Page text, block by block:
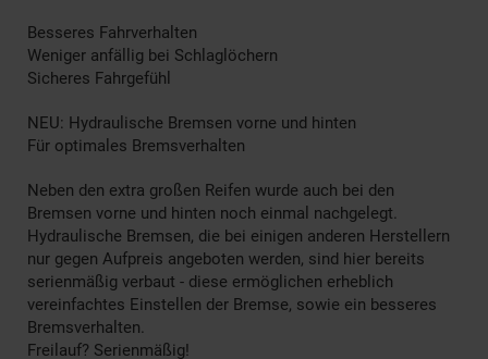
Besseres Fahrverhalten
Weniger anfällig bei Schlaglöchern
Sicheres Fahrgefühl
NEU: Hydraulische Bremsen vorne und hinten
Für optimales Bremsverhalten
Neben den extra großen Reifen wurde auch bei den
Bremsen vorne und hinten noch einmal nachgelegt.
Hydraulische Bremsen, die bei einigen anderen Herstellern
nur gegen Aufpreis angeboten werden, sind hier bereits
serienmäßig verbaut - diese ermöglichen erheblich
vereinfachtes Einstellen der Bremse, sowie ein besseres
Bremsverhalten.
Freilauf? Serienmäßig!